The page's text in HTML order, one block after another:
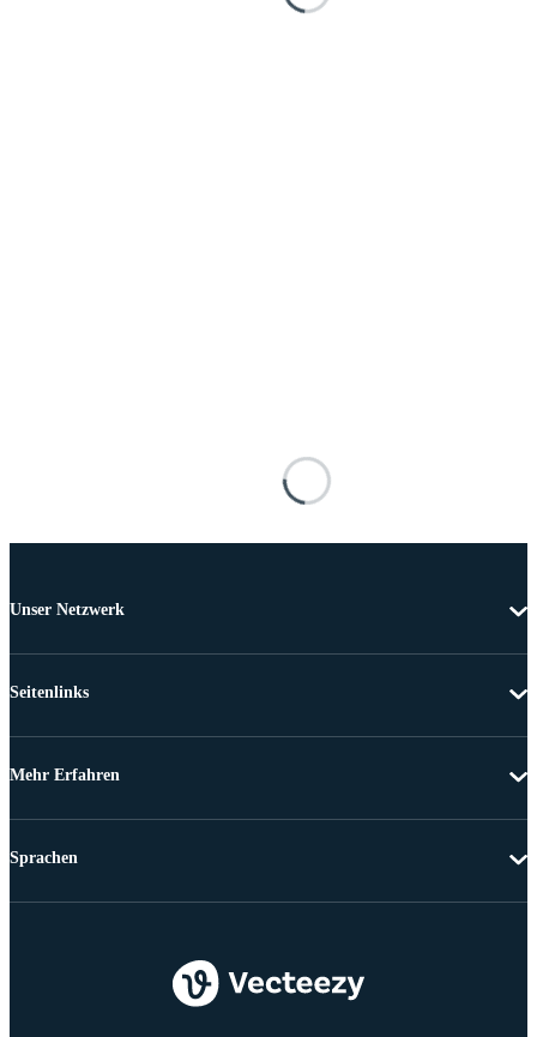
Unser Netzwerk
Seitenlinks
Mehr Erfahren
Sprachen